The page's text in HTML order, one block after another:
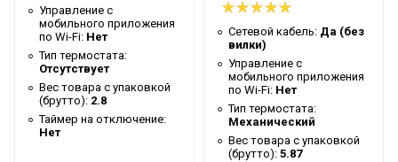
Макс. потребляемая мощность
2.5
Тип нагревательного элемента
Инфракрасный
Гарантийный срок
2 года
Серия
LL
Высота товара
36
43
Управление c
мобильного приложения
по Wi-Fi: Нет
Тип термостата:
Отсутствует
Вес товара с упаковкой
(брутто): 2.8
Таймер на отключение:
Нет
Сетевой кабель: Да (без
вилки)
Управление c
мобильного приложения
по Wi-Fi: Нет
Тип термостата:
Механический
Вес товара с упаковкой
(брутто): 5.87